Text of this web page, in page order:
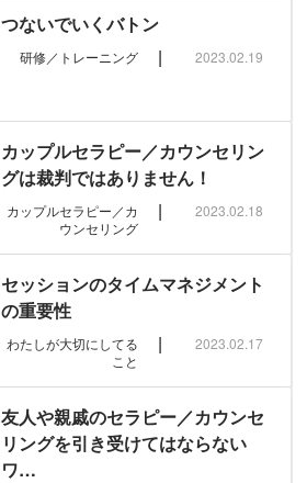
つないでいくバトン
研修／トレーニング | 2023.02.19
カップルセラピー／カウンセリン
グは裁判ではありません！
カップルセラピー／カ
ウンセリング
| 2023.02.18
セッションのタイムマネジメント
の重要性
わたしが大切にしてる
こと
| 2023.02.17
友人や親戚のセラピー／カウンセ
リングを引き受けてはならない
ワ…